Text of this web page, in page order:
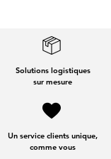
Solutions logistiques
sur mesure
Un service clients unique,
comme vous